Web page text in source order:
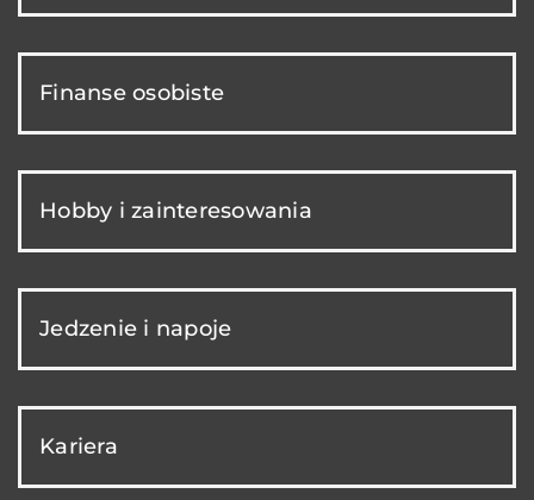
Finanse osobiste
Hobby i zainteresowania
Jedzenie i napoje
Kariera